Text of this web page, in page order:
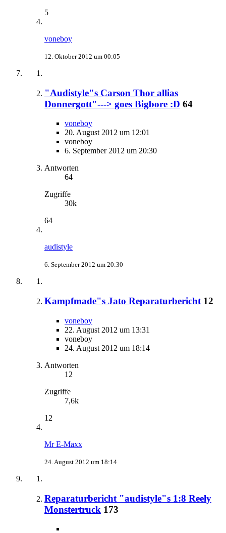
5
voneboy
12. Oktober 2012 um 00:05
"Audistyle"s Carson Thor allias
Donnergott"---> goes Bigbore :D 64
voneboy
20. August 2012 um 12:01
voneboy
6. September 2012 um 20:30
Antworten
64
Zugriffe
30k
64
audistyle
6. September 2012 um 20:30
Kampfmade"s Jato Reparaturbericht 12
voneboy
22. August 2012 um 13:31
voneboy
24. August 2012 um 18:14
Antworten
12
Zugriffe
7,6k
12
Mr E-Maxx
24. August 2012 um 18:14
Reparaturbericht "audistyle"s 1:8 Reely
Monstertruck 173